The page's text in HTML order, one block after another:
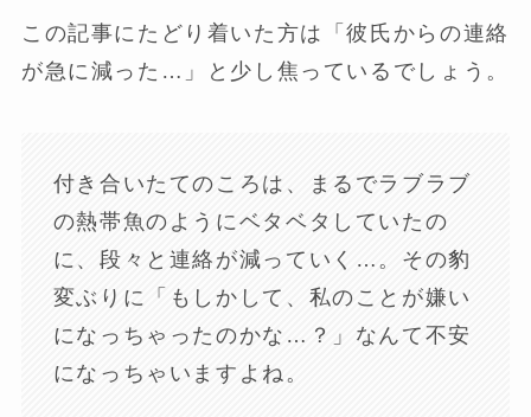
この記事にたどり着いた方は「彼氏からの連絡
が急に減った…」と少し焦っているでしょう。
付き合いたてのころは、まるでラブラブ
の熱帯魚のようにベタベタしていたの
に、段々と連絡が減っていく…。その豹
変ぶりに「もしかして、私のことが嫌い
になっちゃったのかな…？」なんて不安
になっちゃいますよね。